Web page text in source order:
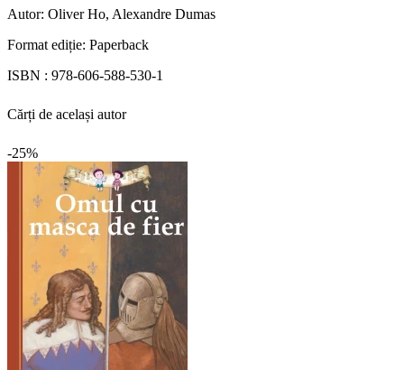
Autor: Oliver Ho, Alexandre Dumas
Format ediție: Paperback
ISBN : 978-606-588-530-1
Cărți de același autor
-25%